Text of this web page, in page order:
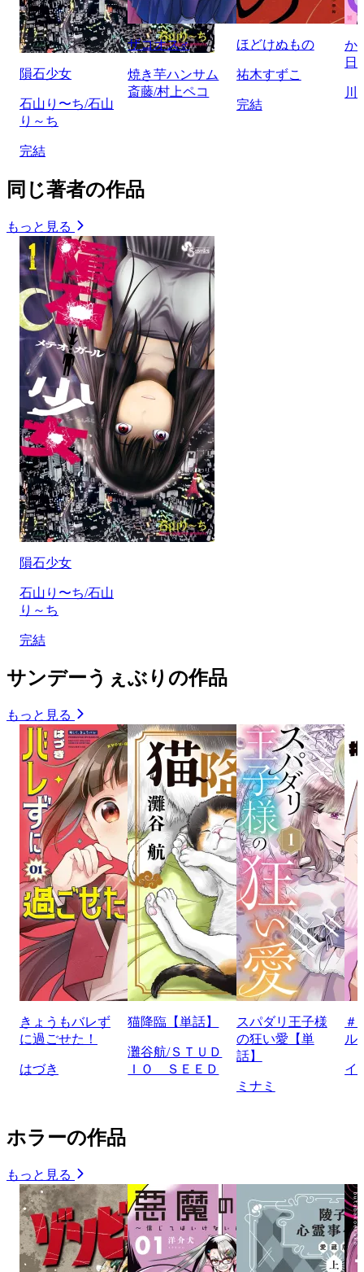
隕石少女
石山り〜ち/石山
り～ち
完結
ザコオス♂
焼き芋ハンサム
斎藤/村上ペコ
ほどけぬもの
祐木すずこ
完結
か
日
川
同じ著者の作品
もっと見る
隕石少女
石山り〜ち/石山
り～ち
完結
サンデーうぇぶりの作品
もっと見る
きょうもバレず
に過ごせた！
はづき
猫降臨【単話】
灘谷航/ＳＴＵＤ
ＩＯ ＳＥＥＤ
スパダリ王子様
の狂い愛【単
話】
ミナミ
＃
ル
イ
ホラーの作品
もっと見る